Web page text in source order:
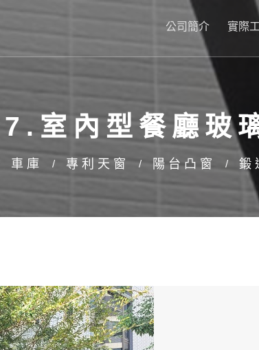
公司簡介 實際
7.室內型餐廳玻
車庫 專利天窗 陽台凸窗 鍛